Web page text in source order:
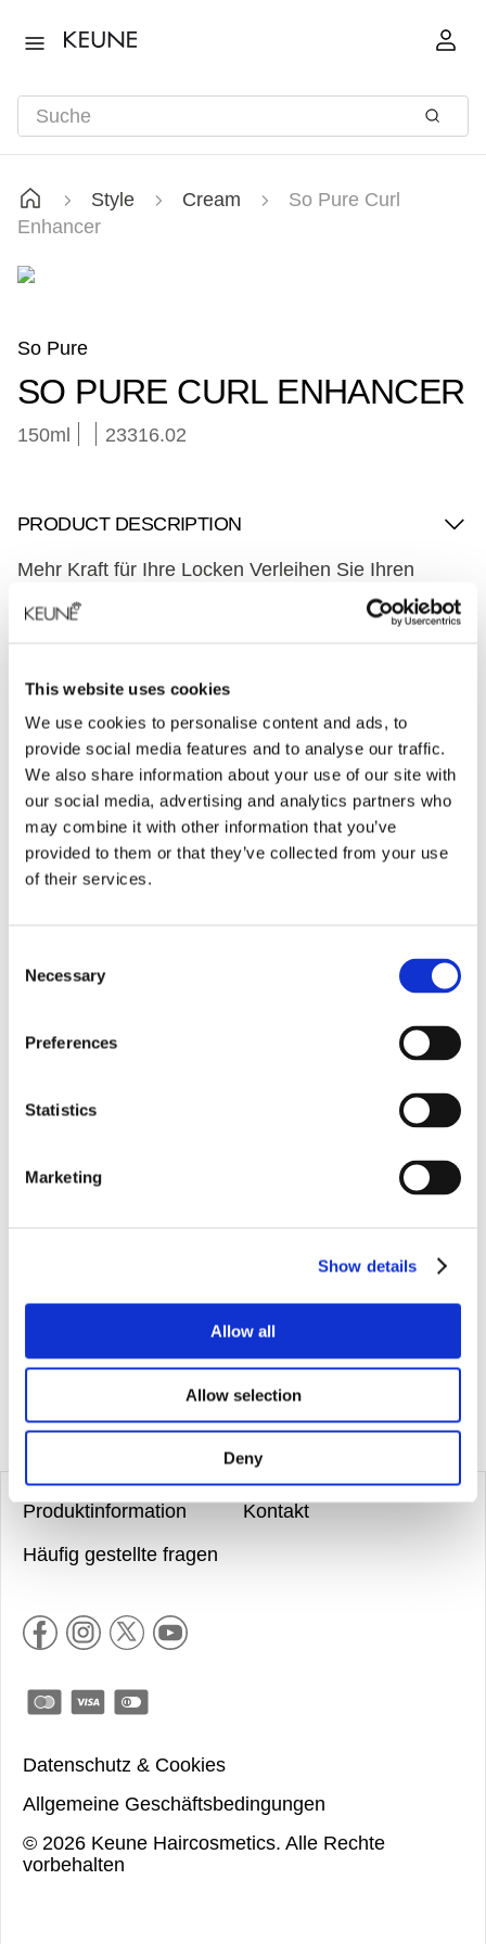
This website uses cookies
We use cookies to personalise content and ads, to
provide social media features and to analyse our traffic.
We also share information about your use of our site with
our social media, advertising and analytics partners who
may combine it with other information that you’ve
provided to them or that they’ve collected from your use
of their services.
Selection
Necessary
Preferences
Statistics
Marketing
Show details
Allow all
Allow selection
Deny
Style Cream
So Pure Curl
Enhancer
So Pure
SO PURE CURL ENHANCER
150ml 23316.02
PRODUCT DESCRIPTION
Mehr Kraft für Ihre Locken Verleihen Sie Ihren
Locken und Wellen mit So Pure Curl Enhancer die
Kraft, die sie brauchen, um ihre ganze Spannkraft
mit Vitamin A und E versorgt und hydratisiert.
Genau das, was Ihr Haar braucht, um seine
Sprungkraft zu entfalten. Sie können diese leichte
Creme auch für dauergewelltes Haar verwenden.
Für lebendigere Locken. Nur wenige Pumpstöße So
Pure Curl Enhancer ins Haar kneten und schon
wissen Ihre Locken, was Sie von ihnen erwarten.
Leichter Halt und natürlicher Glanz.
VOLUME
Produktinformation
Häufig gestellte fragen
Kontakt
Datenschutz & Cookies
Allgemeine Geschäftsbedingungen
© 2026 Keune Haircosmetics. Alle Rechte
vorbehalten